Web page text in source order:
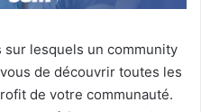
lesquels un community
de découvrir toutes les
de votre communauté.